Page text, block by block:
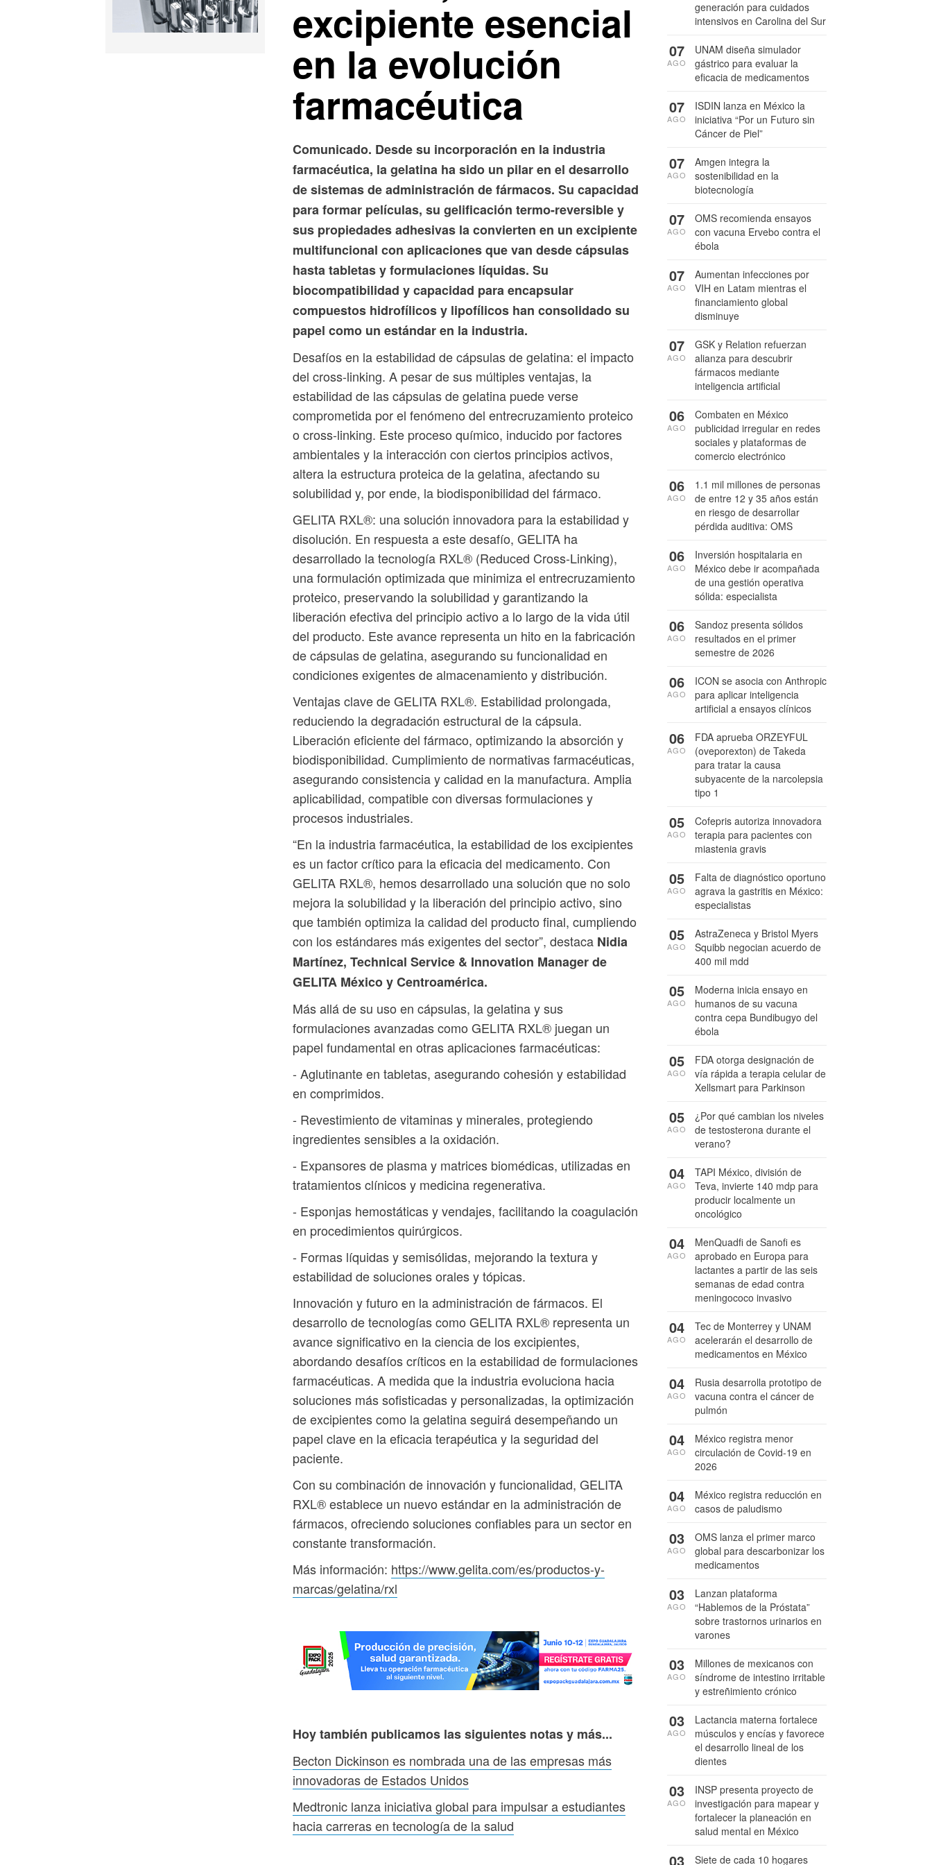
excipiente esencial
en la evolución
farmacéutica
Comunicado. Desde su incorporación en la industria
farmacéutica, la gelatina ha sido un pilar en el desarrollo
de sistemas de administración de fármacos. Su capacidad
para formar películas, su gelificación termo-reversible y
sus propiedades adhesivas la convierten en un excipiente
multifuncional con aplicaciones que van desde cápsulas
hasta tabletas y formulaciones líquidas. Su
biocompatibilidad y capacidad para encapsular
compuestos hidrofílicos y lipofílicos han consolidado su
papel como un estándar en la industria.
Desafíos en la estabilidad de cápsulas de gelatina: el impacto
del cross-linking. A pesar de sus múltiples ventajas, la
estabilidad de las cápsulas de gelatina puede verse
comprometida por el fenómeno del entrecruzamiento proteico
o cross-linking. Este proceso químico, inducido por factores
ambientales y la interacción con ciertos principios activos,
altera la estructura proteica de la gelatina, afectando su
solubilidad y, por ende, la biodisponibilidad del fármaco.
GELITA RXL®: una solución innovadora para la estabilidad y
disolución. En respuesta a este desafío, GELITA ha
desarrollado la tecnología RXL® (Reduced Cross-Linking),
una formulación optimizada que minimiza el entrecruzamiento
proteico, preservando la solubilidad y garantizando la
liberación efectiva del principio activo a lo largo de la vida útil
del producto. Este avance representa un hito en la fabricación
de cápsulas de gelatina, asegurando su funcionalidad en
condiciones exigentes de almacenamiento y distribución.
Ventajas clave de GELITA RXL®. Estabilidad prolongada,
reduciendo la degradación estructural de la cápsula.
Liberación eficiente del fármaco, optimizando la absorción y
biodisponibilidad. Cumplimiento de normativas farmacéuticas,
asegurando consistencia y calidad en la manufactura. Amplia
aplicabilidad, compatible con diversas formulaciones y
procesos industriales.
“En la industria farmacéutica, la estabilidad de los excipientes
es un factor crítico para la eficacia del medicamento. Con
GELITA RXL®, hemos desarrollado una solución que no solo
mejora la solubilidad y la liberación del principio activo, sino
que también optimiza la calidad del producto final, cumpliendo
con los estándares más exigentes del sector”, destaca Nidia
Martínez, Technical Service & Innovation Manager de
GELITA México y Centroamérica.
Más allá de su uso en cápsulas, la gelatina y sus
formulaciones avanzadas como GELITA RXL® juegan un
papel fundamental en otras aplicaciones farmacéuticas:
- Aglutinante en tabletas, asegurando cohesión y estabilidad
en comprimidos.
- Revestimiento de vitaminas y minerales, protegiendo
ingredientes sensibles a la oxidación.
- Expansores de plasma y matrices biomédicas, utilizadas en
tratamientos clínicos y medicina regenerativa.
- Esponjas hemostáticas y vendajes, facilitando la coagulación
en procedimientos quirúrgicos.
- Formas líquidas y semisólidas, mejorando la textura y
estabilidad de soluciones orales y tópicas.
Innovación y futuro en la administración de fármacos. El
desarrollo de tecnologías como GELITA RXL® representa un
avance significativo en la ciencia de los excipientes,
abordando desafíos críticos en la estabilidad de formulaciones
farmacéuticas. A medida que la industria evoluciona hacia
soluciones más sofisticadas y personalizadas, la optimización
de excipientes como la gelatina seguirá desempeñando un
papel clave en la eficacia terapéutica y la seguridad del
paciente.
Con su combinación de innovación y funcionalidad, GELITA
RXL® establece un nuevo estándar en la administración de
fármacos, ofreciendo soluciones confiables para un sector en
constante transformación.
Más información: https://www.gelita.com/es/productos-y-
marcas/gelatina/rxl
Hoy también publicamos las siguientes notas y más...
Becton Dickinson es nombrada una de las empresas más
innovadoras de Estados Unidos
Medtronic lanza iniciativa global para impulsar a estudiantes
hacia carreras en tecnología de la salud
generación para cuidados
intensivos en Carolina del Sur
UNAM diseña simulador
gástrico para evaluar la
eficacia de medicamentos
07
AGO
ISDIN lanza en México la
iniciativa “Por un Futuro sin
Cáncer de Piel”
07
AGO
Amgen integra la
sostenibilidad en la
biotecnología
07
AGO
OMS recomienda ensayos
con vacuna Ervebo contra el
ébola
07
AGO
Aumentan infecciones por
VIH en Latam mientras el
financiamiento global
disminuye
07
AGO
GSK y Relation refuerzan
alianza para descubrir
fármacos mediante
inteligencia artificial
07
AGO
Combaten en México
publicidad irregular en redes
sociales y plataformas de
comercio electrónico
06
AGO
1.1 mil millones de personas
de entre 12 y 35 años están
en riesgo de desarrollar
pérdida auditiva: OMS
06
AGO
Inversión hospitalaria en
México debe ir acompañada
de una gestión operativa
sólida: especialista
06
AGO
Sandoz presenta sólidos
resultados en el primer
semestre de 2026
06
AGO
ICON se asocia con Anthropic
para aplicar inteligencia
artificial a ensayos clínicos
06
AGO
FDA aprueba ORZEYFUL
(oveporexton) de Takeda
para tratar la causa
subyacente de la narcolepsia
tipo 1
06
AGO
Cofepris autoriza innovadora
terapia para pacientes con
miastenia gravis
05
AGO
Falta de diagnóstico oportuno
agrava la gastritis en México:
especialistas
05
AGO
AstraZeneca y Bristol Myers
Squibb negocian acuerdo de
400 mil mdd
05
AGO
Moderna inicia ensayo en
humanos de su vacuna
contra cepa Bundibugyo del
ébola
05
AGO
FDA otorga designación de
vía rápida a terapia celular de
Xellsmart para Parkinson
05
AGO
¿Por qué cambian los niveles
de testosterona durante el
verano?
05
AGO
TAPI México, división de
Teva, invierte 140 mdp para
producir localmente un
oncológico
04
AGO
MenQuadfi de Sanofi es
aprobado en Europa para
lactantes a partir de las seis
semanas de edad contra
meningococo invasivo
04
AGO
Tec de Monterrey y UNAM
acelerarán el desarrollo de
medicamentos en México
04
AGO
Rusia desarrolla prototipo de
vacuna contra el cáncer de
pulmón
04
AGO
México registra menor
circulación de Covid-19 en
2026
04
AGO
México registra reducción en
casos de paludismo
04
AGO
OMS lanza el primer marco
global para descarbonizar los
medicamentos
03
AGO
Lanzan plataforma
“Hablemos de la Próstata”
sobre trastornos urinarios en
varones
03
AGO
Millones de mexicanos con
síndrome de intestino irritable
y estreñimiento crónico
03
AGO
Lactancia materna fortalece
músculos y encías y favorece
el desarrollo lineal de los
dientes
03
AGO
INSP presenta proyecto de
investigación para mapear y
fortalecer la planeación en
salud mental en México
03
AGO
Siete de cada 10 hogares
03